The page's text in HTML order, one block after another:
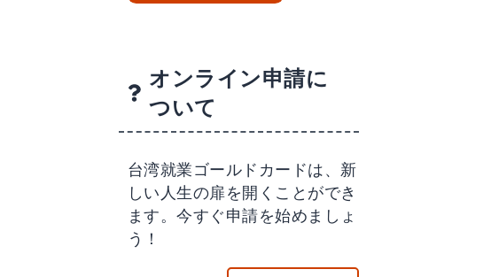
オンライン申請に
ついて
台湾就業ゴールドカードは、新
しい人生の扉を開くことができ
ます。今すぐ申請を始めましょ
う！